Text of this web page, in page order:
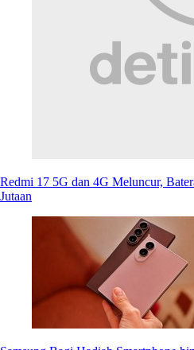
Redmi 17 5G dan 4G Meluncur,
Jutaan